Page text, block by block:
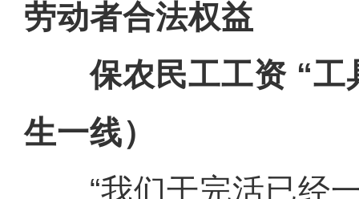
劳动者合法权益
保农民工工资 “工
生一线）
“我们干完活已经一